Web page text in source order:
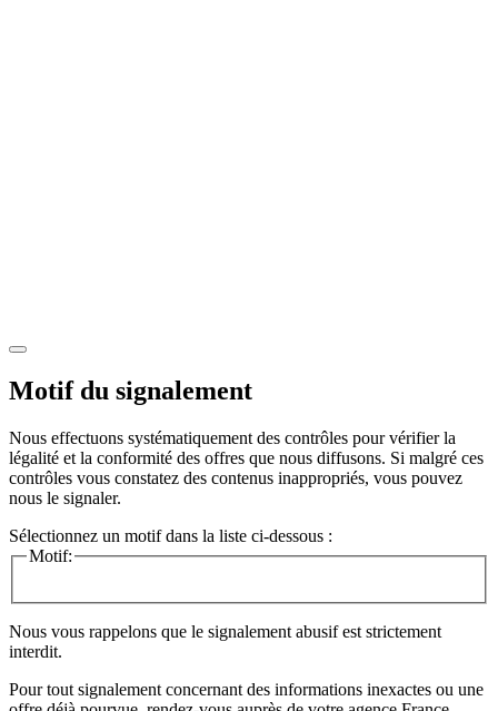
Motif du signalement
Nous effectuons systématiquement des contrôles pour vérifier la
légalité et la conformité des offres que nous diffusons. Si malgré ces
contrôles vous constatez des contenus inappropriés, vous pouvez
nous le signaler.
Sélectionnez un motif dans la liste ci-dessous :
Motif:
Nous vous rappelons que le signalement abusif est strictement
interdit.
Pour tout signalement concernant des informations inexactes ou une